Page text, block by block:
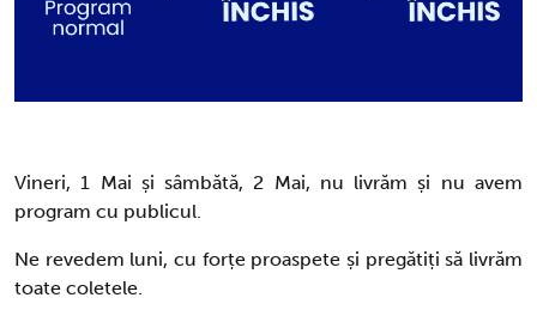
Vineri, 1 Mai și sâmbătă, 2 Mai, nu livrăm și nu avem
program cu publicul.
Ne revedem luni, cu forțe proaspete și pregătiți să livrăm
toate coletele.